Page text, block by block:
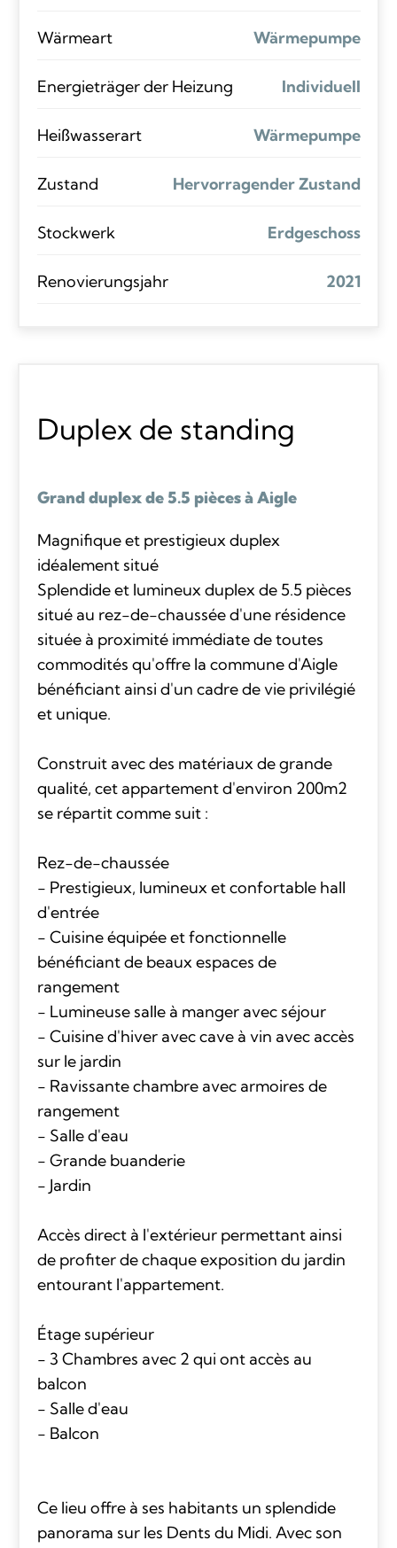
Wärmeart Wärmepumpe
Energieträger der Heizung Individuell
Heißwasserart Wärmepumpe
Zustand Hervorragender Zustand
Stockwerk Erdgeschoss
Renovierungsjahr 2021
Duplex de standing
Grand duplex de 5.5 pièces à Aigle
Magnifique et prestigieux duplex
idéalement situé
Splendide et lumineux duplex de 5.5 pièces
situé au rez-de-chaussée d'une résidence
située à proximité immédiate de toutes
commodités qu'offre la commune d'Aigle
bénéficiant ainsi d'un cadre de vie privilégié
et unique.
Construit avec des matériaux de grande
qualité, cet appartement d'environ 200m2
se répartit comme suit :
Rez-de-chaussée
- Prestigieux, lumineux et confortable hall
d'entrée
- Cuisine équipée et fonctionnelle
bénéficiant de beaux espaces de
rangement
- Lumineuse salle à manger avec séjour
- Cuisine d'hiver avec cave à vin avec accès
sur le jardin
- Ravissante chambre avec armoires de
rangement
- Salle d'eau
- Grande buanderie
- Jardin
Accès direct à l'extérieur permettant ainsi
de profiter de chaque exposition du jardin
entourant l'appartement.
Étage supérieur
- 3 Chambres avec 2 qui ont accès au
balcon
- Salle d'eau
- Balcon
Ce lieu offre à ses habitants un splendide
panorama sur les Dents du Midi. Avec son